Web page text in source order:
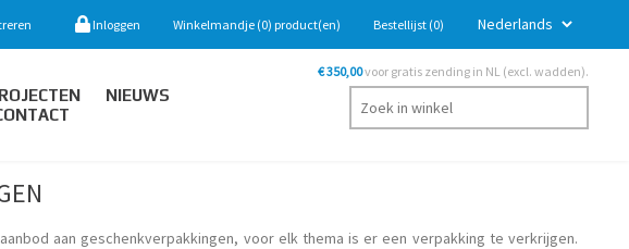
Inloggen Winkelmandje (0) product(en) Bestellijst (0)
NIEUWS
€ 350,00voor gratis zending in NL (excl. wadden).
aan geschenkverpakkingen, voor elk thema is er een verpakking te verkrijgen.